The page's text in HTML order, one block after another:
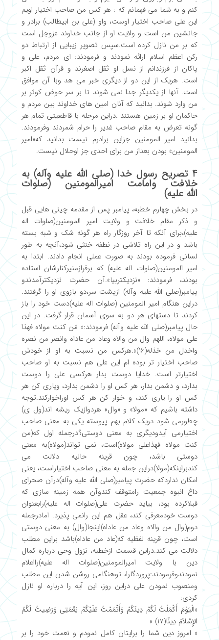
کنم و به شما می فهمانم که : هر کس من صاحب اختیار اویم
این علی صاحب اختیار اوست، واو (علی بن ابیطالب) برادر و
جانشین من است و ولایت او از جانب خداوند عزوجل است
که بر من نازل کرده است.سپس تصویر زیبایی از ارتباط دو
رکن اعظم اسلام ارائه نمودند و فرمودند: ای مردم، علی و
پاکان از فرزندانم از نسل او ثقل اصغرند و قرآن ثقل اکبر
است. هریک از این دو از دیگری خبر می هد وبا آن موافق
است. آنها از یکدیگر جدا نمی شوند تا بر سر حوض کوثر بر
من وارد شوند. بدانید که آنان امین های خداوند بین مردم و
حاکمان او بر زمین هستند .دراین مرحله با قاطعیتی تمام هر
گونه تعرض به مقام صاحب غدیر را حرام شمردند وفرمودند.
بدانید امیر المومنین جزاین برادرم نیست بدانید که«امیر
المومنین» بودن بعداز من برای احدی جز اوحلال نیست.
4 تصریح رسول خدا (صلی الله علیه وآله) به
خلافت وامامت امیرالمومنین (صلوات
الله علیه)
در بخش چهارم خطبه، پیامبر پس از مقدمه چینی هایی قبل
و ذکر مقام خلافت و ولایت امیر المومنین(صلوات اله
علیه)،برای آنکه تا آخر روزگار راه هر گونه شک و شبه بسته
باشد و در این راه تلاشی در نطفه خنثی شود،آنچه به طور
لسانی فرموده بودند به صورت عملی انجام دادند. ابتدا به
امیر المومنین(صلوات اله علیه) که برفرازمنیرکنارشان استاده
بودند، فرمودند: «نزدیکتربیا».آن حضرت نزدیکترآمدندو
پیامبر(صلی الله علیه وآله) ازپشت سر،دو بازوی او را گرفتند.
دراین هنگام امیر المومنین (صلوات اله علیه)دست خود را باز
کردند تا دستهای هر دو به سوی آسمان قرار گرفت. در این
حال پیامبر(صلی الله علیه وآله) فرمودند:« مَن کنت مولاه فهذا
علی مولاه، اللهم وال من والاه وعاد من عاداه وانصر من نصره
واخذل من خذله(16)».هرکس من نسبت به او از خودش
صاحب اختیار تر بوده ام این علی هم نسبت به او صاحب
اختیارتر است. خدایا دوست بدار هرکسی علی را دوست
بدارد، و دشمن بدار، هر کس او را دشمن بدارد، ویاری کن هر
کس او را یاری کند، و خوار کن هر کس اوراخوارکند.توجه
داشته باشیم که «مولا» و «وال» هردوازیک ریشه اند(ول ی)
چطورمی شود دریک کلام بهم پیوسته یکی به معنی صاحب
اختیارمی آیدودیگری به معنی دوستی؟درجمله اول که(من
کنت مولاه فهذاعلی مولاه)است، نمی تواند(مولاه)به معنی
دوستی باشد، چون قرینه حالیه دلالت می
کندبراینکه(مولا)دراین جمله به معنی صاحب اختیاراست، یعنی
امکان نداردکه حضرت پیامبر(صلی الله علیه وآله)درآن صحرای
داغ انبوه جمعیت رامتوقف کندوآن همه زمینه سازی که
قبلاکرده بود، بیاید حضرت علی(صلوات اله علیه)رابعنوان
دوست خودمعرفی کند، عقل هم این رانمی پذیرد. امادرجمله
دوم(وال من والاه وعاد من عاداه)اینجا(وال) به معنی دوستی
است، چون قرینه لفظیه که(عاد من عاداه)باشد براین مطلب
دلالت می کند.دراین قسمت ازخطبه، نزول وحی درباره کمال
دین با ولایت امیرالمومنین(صلوات اله علیه)رااعلام
نمودندوفرمودند:پروردگارا، توهنگامی روشن شدن این مطلب
ومنصوب نمودن علی دراین روز، این آیه را درباره او نازل
کردی:
«الْیَوْمَ أَکْمَلْتُ لَکُمْ دِینَکُمْ وَأَتْمَمْتُ عَلَیْکُمْ نِعْمَتِی وَرَضِیتُ لَکُمُ
الإِسْلاَمَ دِینًا(17) »
« امروز دین شما را برایتان کامل نمودم و نعمت خود را بر